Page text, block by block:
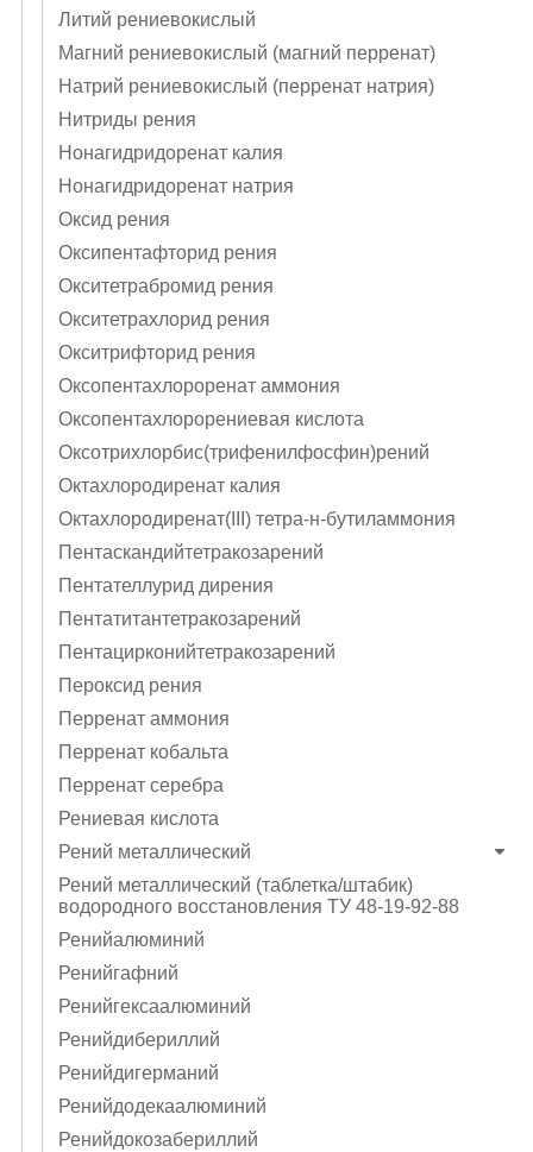
Литий рениевокислый
Магний рениевокислый (магний перренат)
Натрий рениевокислый (перренат натрия)
Нитриды рения
Нонагидридоренат калия
Нонагидридоренат натрия
Оксид рения
Оксипентафторид рения
Окситетрабромид рения
Окситетрахлорид рения
Окситрифторид рения
Оксопентахлороренат аммония
Оксопентахлорорениевая кислота
Оксотрихлорбис(трифенилфосфин)рений
Октахлородиренат калия
Октахлородиренат(III) тетра-н-бутиламмония
Пентаскандийтетракозарений
Пентателлурид дирения
Пентатитантетракозарений
Пентацирконийтетракозарений
Пероксид рения
Перренат аммония
Перренат кобальта
Перренат серебра
Рениевая кислота
Рений металлический
Рений металлический (таблетка/штабик)
водородного восстановления ТУ 48-19-92-88
Ренийалюминий
Ренийгафний
Ренийгексаалюминий
Ренийдибериллий
Ренийдигерманий
Ренийдодекаалюминий
Ренийдокозабериллий